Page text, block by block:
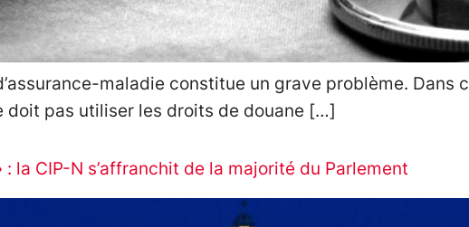
maladie constitue un grave problème. Dans
doit pas utiliser les droits de douane […]
: la CIP-N s’affranchit de la majorité du Parlement